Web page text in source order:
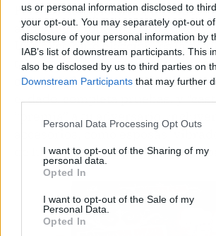
us or personal information disclosed to
your opt-out. You may separately opt-out
disclosure of your personal information by
IAB’s list of downstream participants. This
also be disclosed by us to third parties on
Downstream Participants that may further
Personal Data Processing Opt Outs
I want to opt-out of the Sharing of my
personal data.
Opted In
I want to opt-out of the Sale of my
Personal Data.
Opted In
Para los más picantes, tal vez los
antes mencionados, se os queden
Una excelente elección, es la de
tablero con juguetes incluidos
conocidísimoSecretplay -
el dado, completa pruebas, y
“premia” a tu adversario.
accesorios, como esposas,
de lubricante y deja que fluya la